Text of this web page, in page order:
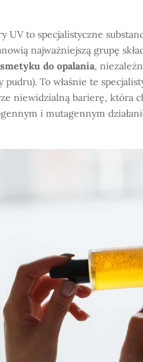
UV to specjalistyczne
najważniejszą grupę
do opalania,
pudru). To właśnie te
niewidzialną barierę, która
i mutagennym